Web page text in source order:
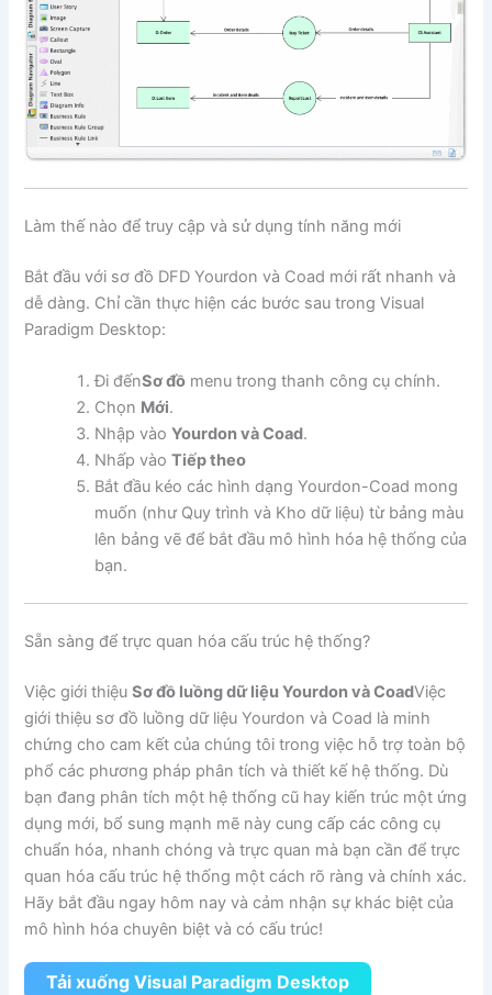
Làm thế nào để truy cập và sử dụng tính năng mới
Bắt đầu với sơ đồ DFD Yourdon và Coad mới rất nhanh và
dễ dàng. Chỉ cần thực hiện các bước sau trong Visual
Paradigm Desktop:
Đi đếnSơ đồ menu trong thanh công cụ chính.
Chọn Mới.
Nhập vàoYourdon và Coad.
Nhấp vàoTiếp theo
Bắt đầu kéo các hình dạng Yourdon-Coad mong
muốn (như Quy trình và Kho dữ liệu) từ bảng màu
lên bảng vẽ để bắt đầu mô hình hóa hệ thống của
bạn.
Sẵn sàng để trực quan hóa cấu trúc hệ thống?
Việc giới thiệuSơ đồ luồng dữ liệu Yourdon và CoadViệc
giới thiệu sơ đồ luồng dữ liệu Yourdon và Coad là minh
chứng cho cam kết của chúng tôi trong việc hỗ trợ toàn bộ
phổ các phương pháp phân tích và thiết kế hệ thống. Dù
bạn đang phân tích một hệ thống cũ hay kiến trúc một ứng
dụng mới, bổ sung mạnh mẽ này cung cấp các công cụ
chuẩn hóa, nhanh chóng và trực quan mà bạn cần để trực
quan hóa cấu trúc hệ thống một cách rõ ràng và chính xác.
Hãy bắt đầu ngay hôm nay và cảm nhận sự khác biệt của
mô hình hóa chuyên biệt và có cấu trúc!
Tải xuống Visual Paradigm Desktop